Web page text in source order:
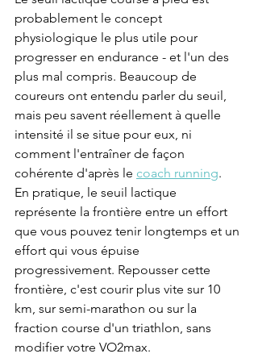
probablement le concept
physiologique le plus utile pour
progresser en endurance - et l'un des
plus mal compris. Beaucoup de
coureurs ont entendu parler du seuil,
mais peu savent réellement à quelle
intensité il se situe pour eux, ni
comment l'entraîner de façon
cohérente d'après le coach running.
En pratique, le seuil lactique
représente la frontière entre un effort
que vous pouvez tenir longtemps et un
effort qui vous épuise
progressivement. Repousser cette
frontière, c'est courir plus vite sur 10
km, sur semi-marathon ou sur la
fraction course d'un triathlon, sans
modifier votre VO2max.